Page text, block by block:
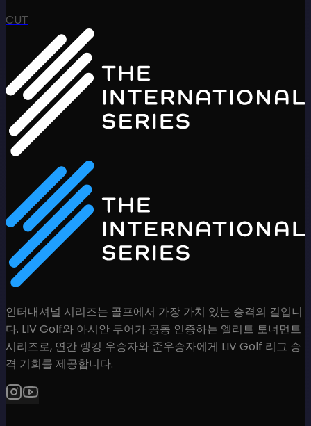
CUT
인터내셔널 시리즈는 골프에서 가장 가치 있는 승격의 길입니
다. LIV Golf와 아시안 투어가 공동 인증하는 엘리트 토너먼트
시리즈로, 연간 랭킹 우승자와 준우승자에게 LIV Golf 리그 승
격 기회를 제공합니다.